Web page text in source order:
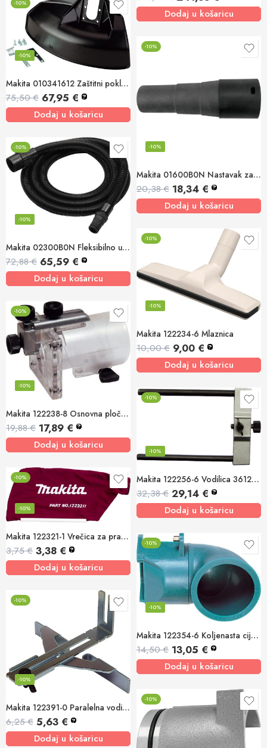
Dodaj u košaricu
-10%
Makita 010341612 Zaštitni poklopac DBC4510, DBC4010
-10%
75,50€ 67,95 € ?
Dodaj u košaricu
-10%
Makita 01600B0N Nastavak za usisivač 25mm 445X, 449, VC3510
-10%
20,38€ 18,34 € ?
Dodaj u košaricu
-10%
Makita 02300B0N Fleksibilno usisno crijevo 25x3m 445X, VC3510
-10%
72,88€ 65,59 € ?
Dodaj u košaricu
-10%
Makita 122234-6 Mlaznica
-10%
10,00€ 9,00 € ?
Dodaj u košaricu
-10%
Makita 122238-8 Osnovna ploča za rezač
-10%
19,88€ 17,89 € ?
Dodaj u košaricu
-10%
Makita 122256-6 Vodilica 3612/3612C
-10%
32,38€ 29,14 € ?
Dodaj u košaricu
-10%
Makita 122321-1 Vrečica za prašinu (tkanina)
-10%
3,75€ 3,38 € ?
Dodaj u košaricu
-10%
Makita 122354-6 Koljenasta cijev 1923H
-10%
14,50€ 13,05 € ?
Dodaj u košaricu
-10%
Makita 122391-0 Paralelna vodilica 3707/3708
-10%
6,25€ 5,63 € ?
Dodaj u košaricu
-10%